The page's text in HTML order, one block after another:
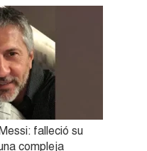
falleció su
compleja